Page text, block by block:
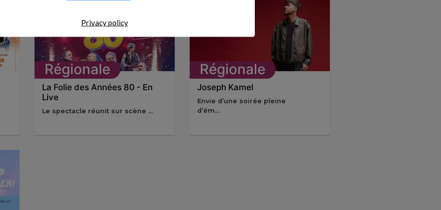
Régionale
La Folie des Années 80 - En
Live
Le spectacle réunit sur scène ...
Régionale
Joseph Kamel
Envie d’une soirée pleine
d’ém...
Privacy policy